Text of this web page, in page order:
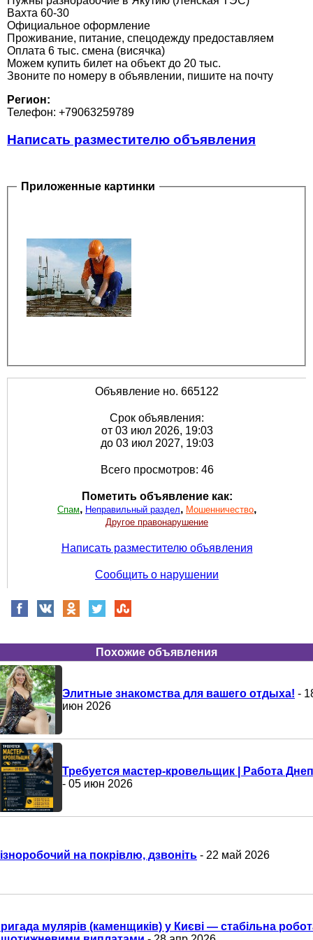
Вахта 60-30
Официальное оформление
Проживание, питание, спецодежду предоставляем
Оплата 6 тыс. смена (висячка)
Можем купить билет на объект до 20 тыс.
Звоните по номеру в объявлении, пишите на почту
Регион:
Телефон: +79063259789
Написать разместителю объявления
Приложенные картинки
Объявление но. 665122
Срок объявления:
от 03 июл 2026, 19:03
до 03 июл 2027, 19:03
Всего просмотров: 46
Пометить объявление как:
Спам, Неправильный раздел, Мошенничество,
Другое правонарушение
Написать разместителю объявления
Сообщить о нарушении
Похожие объявления
Элитные знакомства для вашего отдыха! -
июн 2026
Требуется мастер-кровельщик | Работа
- 05 июн 2026
на покрівлю, дзвоніть - 22 май 2026
мулярів (каменщиків) у Києві — стабільна